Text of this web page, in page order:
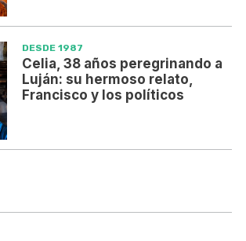
DESDE 1987
Celia, 38 años peregrinando a
Luján: su hermoso relato,
Francisco y los políticos